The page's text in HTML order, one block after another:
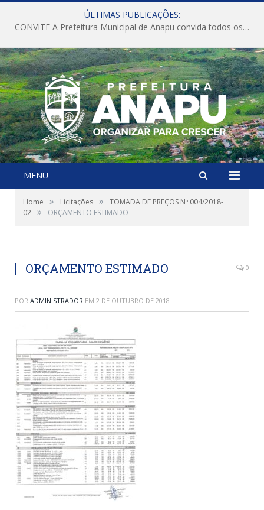
ÚLTIMAS PUBLICAÇÕES:
CONVITE A Prefeitura Municipal de Anapu convida todos os servidores públicos municipais para participarem da Audiência Pública de discussão da Lei de Diretrizes Orçamentárias (LDO), importante instrumento de planejamento das ações e investimentos da Administração Pública para o próximo exercício financeiro.
MENU
Home » Licitações »
TOMADA DE PREÇOS Nº 004/2018-
02 » ORÇAMENTO ESTIMADO
ORÇAMENTO ESTIMADO 0
POR ADMINISTRADOR EM 2 DE OUTUBRO DE 2018